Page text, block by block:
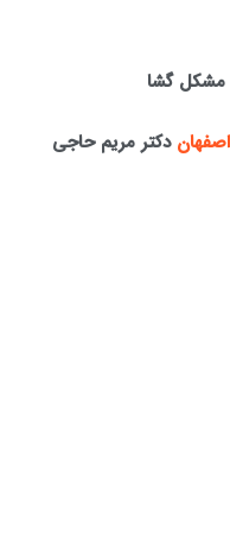
مشکل گشا
دکتر مریم حاجی